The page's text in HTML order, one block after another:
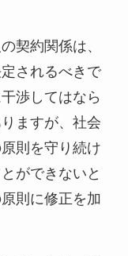
契約関係は、
されるべきで
渉してはなら
ますが、社会
則を守り続け
ができないと
則に修正を加